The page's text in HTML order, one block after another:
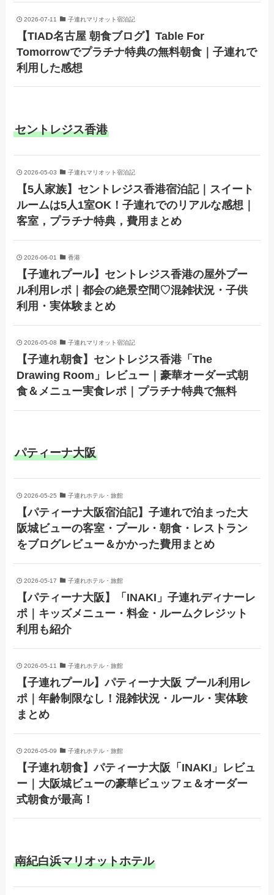
2026-07-11 子連れマリオット宿泊記
【TIAD名古屋 朝食ブログ】Table For
Tomorrowでプラチナ特典の無料朝食｜子連れで
利用した感想
セントレジス香港
2026-05-03 子連れマリオット宿泊記
【5人家族】セントレジス香港宿泊記｜スイート
ルームは5人1室OK！子連れでのリアルな感想｜
客室，プラチナ特典，費用まとめ
2026-06-01 香港
【子連れプール】セントレジス香港の屋外プー
ル利用レポ｜都会の絶景空間♡混雑状況・子供
利用・実体験まとめ
2026-05-08 子連れマリオット宿泊記
【子連れ朝食】セントレジス香港「The
Drawing Room」レビュー｜豪華オーダー式朝
食＆メニュー実食レポ｜プラチナ特典で無料
パティーナ大阪
2026-05-25 子連れホテル・旅館
【パティーナ大阪宿泊記】子連れで泊まった大
阪城ビューの客室・プール・朝食・レストラン
をブログレビュー＆かかった費用まとめ
2026-05-17 子連れホテル・旅館
【パティーナ大阪】「INAKI」子連れディナーレ
ポ｜キッズメニュー・料金・ルームクレジット
利用も紹介
2026-05-11 子連れホテル・旅館
【子連れプール】パティーナ大阪 プール利用レ
ポ｜年齢制限なし！混雑状況・ルール・実体験
まとめ
2026-05-09 子連れホテル・旅館
【子連れ朝食】パティーナ大阪「INAKI」レビュ
ー｜大阪城ビューの豪華ビュッフェ＆オーダー
式朝食が最高！
南紀白浜マリオットホテル